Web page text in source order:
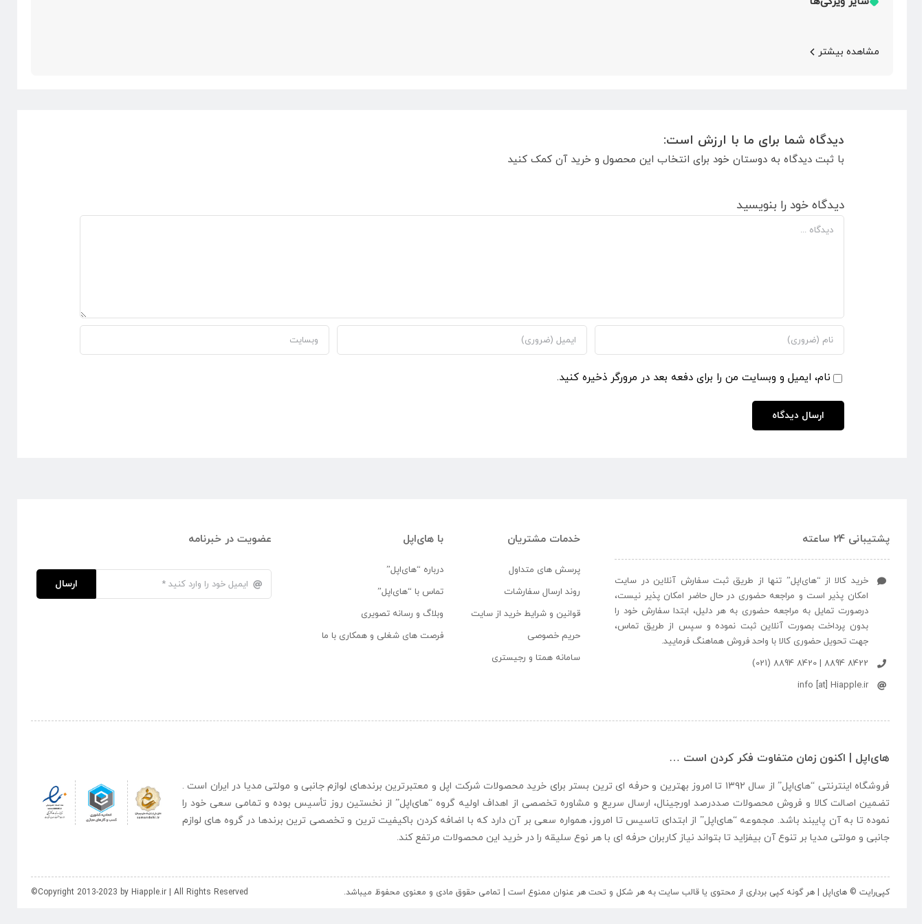
مشاهده بیشتر
دیدگاه شما برای ما با ارزش است:
با ثبت دیدگاه به دوستان خود برای انتخاب این محصول و خرید آن کمک کنید
دیدگاه خود را بنویسید
دیدگاه
نام، ایمیل و وبسایت من را برای دفعه بعد در مرورگر ذخیره کنید.
پشتیبانی 24 ساعته
خرید کالا از “های‌اپل” تنها از طریق ثبت سفارش آنلاین در سایت
امکان پذیر است و مراجعه حضوری در حال حاضر امکان پذیر نیست،
درصورت تمایل به مراجعه حضوری به هر دلیل، ابتدا سفارش خود را
بدون پرداخت بصورت آنلاین ثبت نموده و سپس از طریق تماس،
جهت تحویل حضوری کالا با واحد فروش هماهنگ فرمایید.
8422 8894 | 8420 8894 (021)
info [at] Hiapple.ir
خدمات مشتریان
پرسش های متداول
روند ارسال سفارشات
قوانین و شرایط خرید از سایت
حریم خصوصی
سامانه همتا و رجیستری
با های‌اپل
درباره “های‌اپل”
تماس با “های‌اپل”
وبلاگ و رسانه تصویری
فرصت های شغلی و همکاری با ما
عضویت در خبرنامه
ارسال
های‌اپل | اکنون زمان متفاوت فکر کردن است …
فروشگاه اینترنتی “های‌اپل
” از سال ۱۳۹۲ تا امروز بهترین و حرفه ای ترین بستر برای خرید محصولات شرکت اپل و معتبرترین برندهای لوازم جانبی و مولتی مدیا در ایران است .
تضمین اصالت کالا و فروش محصولات صددرصد اورجینال، ارسال سریع و مشاوره تخصصی از اهداف اولیه گروه “های‌اپل” از نخستین روز تأسیس بوده و تمامی سعی خود را
نموده تا به آن پایبند باشد. مجموعه “های‌اپل” از ابتدای تاسیس تا امروز، همواره سعی بر آن دارد که با اضافه کردن باکیفیت ترین و تخصصی ترین برندها در گروه های لوازم
جانبی و مولتی مدیا بر تنوع آن بیفزاید تا بتواند نیاز کاربران حرفه ای با هر نوع سلیقه را در خرید این محصولات مرتفع کند.
کپی‌رایت © های‌اپل | هر گونه کپی برداری از محتوی یا قالب سایت به هر شکل و تحت هر عنوان ممنوع است | تمامی حقوق مادی و معنوی محفوظ میباشد. ©Copyright 2013-2023 by Hiapple.ir | All Rights Reserved